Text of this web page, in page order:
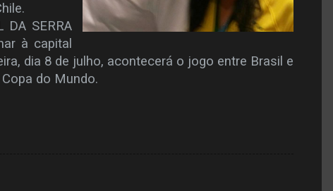
DA SERRA
à capital
dia 8 de julho, acontecerá o jogo entre Brasil e
do Mundo.